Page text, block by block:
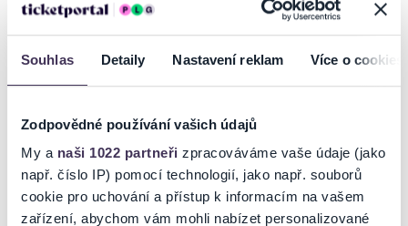
Souhlas Detaily Nastavení reklam Více o cookies
Zodpovědné používání vašich údajů
My a naši 1022 partneři zpracováváme vaše údaje (jako
např. číslo IP) pomocí technologií, jako např. souborů
cookie pro uchování a přístup k informacím na vašem
zařízení, abychom vám mohli nabízet personalizované
zkrátit čekání na červenec. Pokračujeme v naší narozeninové nadílce!
Creepshow Warm Up n. 2 s kanadskými Creepshow, který proběhne
17. května v pražském Rock Café bude jistojistě nejméně stejné
velikosti jako první připravovaný večírek. Kapela se představila na
posledním Mighty Sounds s velkým očekáváním poprvé s novou
nezklamala a jakékoliv pochybnosti padly, když poprvé šáhla do strun
a postavila se k mikrofonu. Obrovský kotel, který se pod podiem
rozjel, tento fakt jen podtrhnul. Jsme proto rádi, že vám toto
provotřídní psychobilly s příměsí melodického punku a pěkně
ostrého ženského zpěvu můžeme znovu představit.
Ticketportal je zárukou pravosti vstupenek